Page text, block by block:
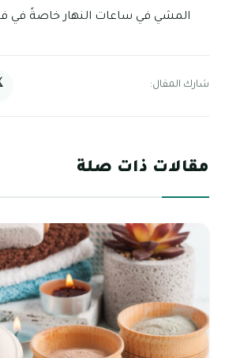
المشي في ساعات النهار خاصةً
شارك المقال:
مقالات ذات صلة